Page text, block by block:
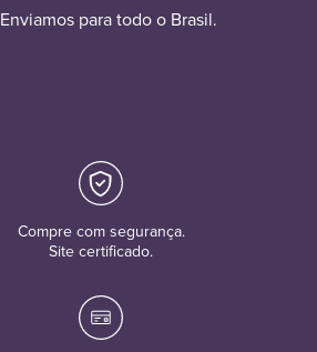
Enviamos para todo o Brasil.
Compre com segurança.
Site certificado.